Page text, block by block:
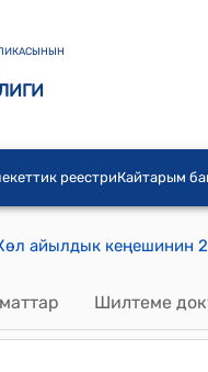
реестриКайтарым
Шилтеме